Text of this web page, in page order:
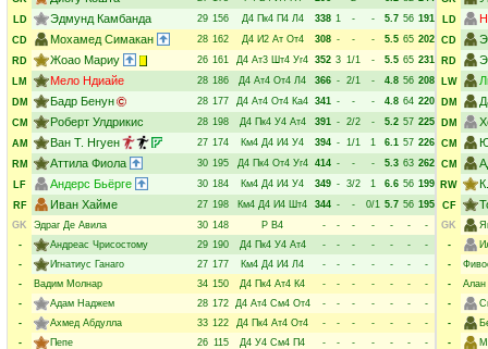
LD
Эдмунд Камбанда 29 156 Д4 Пк4 П4 Л4 338 1 - - 5.7 56 191
CD
Мохамед Симакан 28 162 Д4 И2 Ат От4 308 - - - 5.5 65 202
RD
Жоао Мариу 26 161 Д4 Ат3 Шт4 Уг4 352 3 1/1 - 5.5 65 231
LM
Мело Ндиайе 28 186 Д4 Ат4 От4 Л4 366 - 2/1 - 4.8 56 208
DM
Бадр Бенун 28 177 Д4 Ат4 От4 Ка4 341 - - - 4.8 64 220
CM
Роберт Улдрикис 28 198 Д4 Пк4 У4 Ат4 391 - 2/2 - 5.2 57 225
AM
Ван Т. Нгуен 27 174 Км4 Д4 И4 У4 394 - 1/1 1 6.1 57 226
RM
Аттила Фиола 30 195 Д4 Пк4 От4 Уг4 414 - - - 5.3 63 262
LF
Андерс Бьёрге 30 184 Км4 Д4 И4 У4 349 - 3/2 1 6.6 56 199
RF
Иван Хайме 27 198 Км4 Д4 И4 Шт4 344 - - 0/1 5.7 56 195
GK
Эдраг Де Авила 30 148 Р В4 - - - - - -
-
-
Андреас Чрисостому 29 190 Д4 Пк4 У4 Ат4 - - - - - -
-
-
Игнатиус Ганаго 27 177 Км4 Д4 И4 Л4 - - - - - -
-
-
Вадим Молнар 34 150 Д4 Пк4 Ат4 К4 - - - - - -
-
-
Адам Наджем 28 172 Д4 Ат4 См4 От4 - - - - - -
-
-
Ахмед Абдулла 33 122 Д4 Пк4 Ат4 От4 - - - - - -
-
-
Пепе 26 115 Д4 У4 См4 П4 - - - - - -
-
LD
CD
RD
LW
DM
DM
CM
CM
RW
CF
GK
-
-
-
-
-
-